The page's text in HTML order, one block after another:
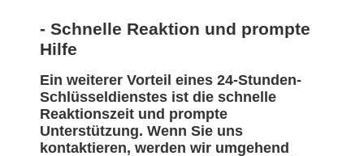
- Schnelle Reaktion und prompte
Hilfe
Ein weiterer Vorteil eines 24-Stunden-
Schlüsseldienstes ist die schnelle
Reaktionszeit und prompte
Unterstützung. Wenn Sie uns
kontaktieren, werden wir umgehend